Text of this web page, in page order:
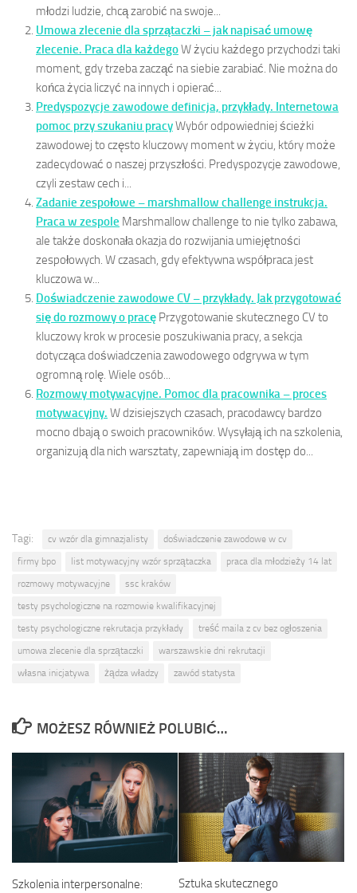
młodzi ludzie, chcą zarobić na swoje...
Umowa zlecenie dla sprzątaczki – jak napisać umowę
zlecenie. Praca dla każdegoW życiu każdego przychodzi taki
moment, gdy trzeba zacząć na siebie zarabiać. Nie można do
końca życia liczyć na innych i opierać...
Predyspozycje zawodowe definicja, przykłady. Internetowa
pomoc przy szukaniu pracyWybór odpowiedniej ścieżki
zawodowej to często kluczowy moment w życiu, który może
zadecydować o naszej przyszłości. Predyspozycje zawodowe,
czyli zestaw cech i...
Zadanie zespołowe – marshmallow challenge instrukcja.
Praca w zespole Marshmallow challenge to nie tylko zabawa,
ale także doskonała okazja do rozwijania umiejętności
zespołowych. W czasach, gdy efektywna współpraca jest
kluczowa w...
Doświadczenie zawodowe CV – przykłady. Jak przygotować
się do rozmowy o pracę Przygotowanie skutecznego CV to
kluczowy krok w procesie poszukiwania pracy, a sekcja
dotycząca doświadczenia zawodowego odgrywa w tym
ogromną rolę. Wiele osób...
Rozmowy motywacyjne. Pomoc dla pracownika – proces
motywacyjny. W dzisiejszych czasach, pracodawcy bardzo
mocno dbają o swoich pracowników. Wysyłają ich na szkolenia,
organizują dla nich warsztaty, zapewniają im dostęp do...
Tagi: cv wzór dla gimnazjalisty
doświadczenie zawodowe w cv
firmy bpo
list motywacyjny wzór sprzątaczka
praca dla młodzieży 14 lat
rozmowy motywacyjne
ssc kraków
testy psychologiczne na rozmowie kwalifikacyjnej
testy psychologiczne rekrutacja przykłady
treść maila z cv bez ogłoszenia
umowa zlecenie dla sprzątaczki
warszawskie dni rekrutacji
własna inicjatywa
żądza władzy zawód statysta
MOŻESZ RÓWNIEŻ POLUBIĆ…
Szkolenia interpersonalne:
Sztuka skutecznego